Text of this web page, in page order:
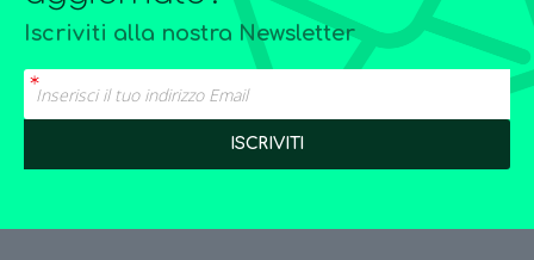
Iscriviti alla nostra Newsletter